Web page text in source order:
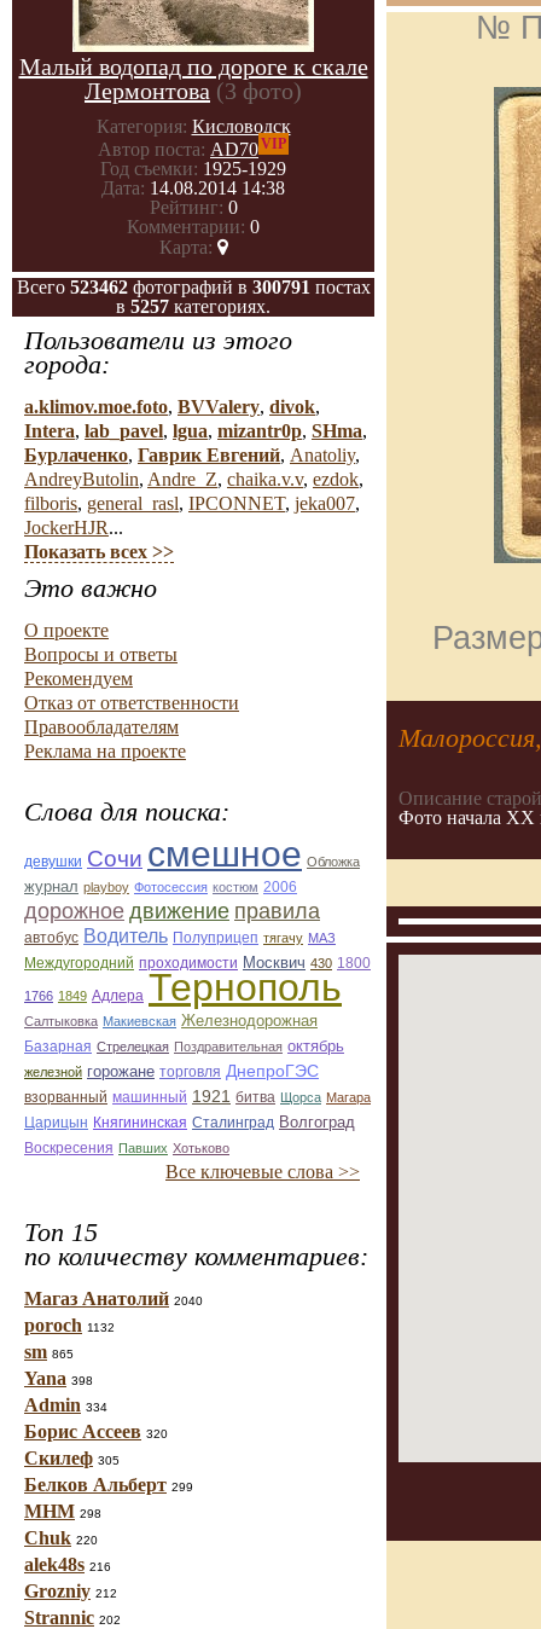
Малый водопад по дороге к скале
Лермонтова (3 фото)
Категория: Кисловодск
Автор поста: AD70VIP
Год съемки: 1925-1929
Дата: 14.08.2014 14:38
Рейтинг: 0
Комментарии: 0
Карта:
Всего 523462фотографий в 300791 постах
в 5257 категориях.
Пользователи из этого
города:
a.klimov.moe.foto, BVValery, divok,
Intera, lab_pavel, lgua, mizantr0p, SHma,
Бурлаченко, Гаврик Евгений, Anatoliy,
AndreyButolin, Andre_Z, chaika.v.v, ezdok,
filboris, general_rasl, IPCONNET, jeka007,
JockerHJR...
Показать всех >>
Это важно
О проекте
Вопросы и ответы
Рекомендуем
Отказ от ответственности
Правообладателям
Реклама на проекте
Слова для поиска:
девушки Сочи смешное Обложка
журнал playboy Фотосессия костюм 2006
дорожное движение правила
автобус Водитель Полуприцеп тягачу МАЗ
Междугородний проходимости Москвич 430 1800
1766 1849 Адлера Тернополь
Салтыковка Макиевская Железнодорожная
Базарная Стрелецкая Поздравительная октябрь
железной горожане торговля ДнепроГЭС
взорванный машинный 1921 битва Щорса Магара
Царицын Княгининская Сталинград Волгоград
Воскресения Павших Хотьково
Все ключевые слова >>
Топ 15
по количеству комментариев:
Магаз Анатолий 2040
poroch 1132
sm 865
Yana 398
Admin 334
Борис Ассеев 320
Скилеф 305
Белков Альберт 299
МНМ 298
Chuk 220
alek48s 216
Grozniy 212
Strannic 202
№
Описание
Фото начала ХХ